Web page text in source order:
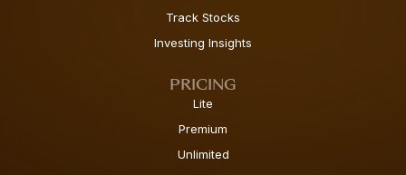
Track Stocks
Investing Insights
PRICING
Lite
Premium
Unlimited